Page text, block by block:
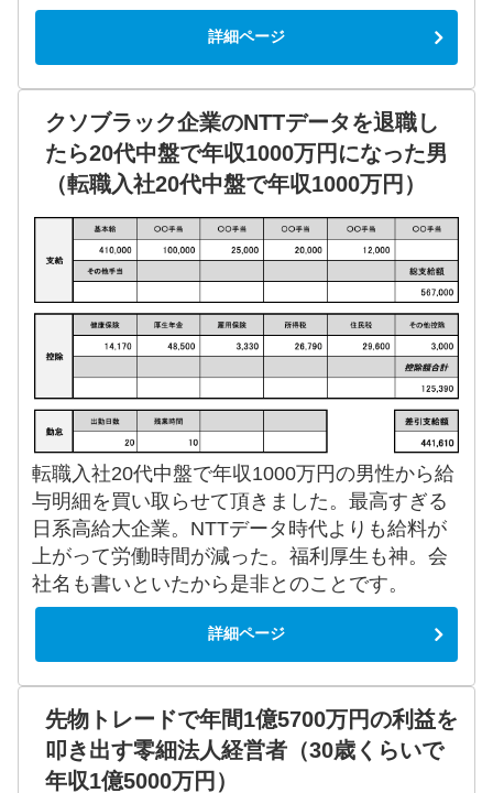
詳細ページ
クソブラック企業のNTTデータを退職し
たら20代中盤で年収1000万円になった男
（転職入社20代中盤で年収1000万円）
転職入社20代中盤で年収1000万円の男性から給
与明細を買い取らせて頂きました。最高すぎる
日系高給大企業。NTTデータ時代よりも給料が
上がって労働時間が減った。福利厚生も神。会
社名も書いといたから是非とのことです。
詳細ページ
先物トレードで年間1億5700万円の利益を
叩き出す零細法人経営者（30歳くらいで
年収1億5000万円）